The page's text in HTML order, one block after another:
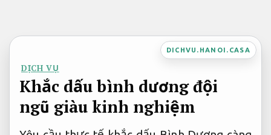
nội
dung
DICHVU.HANOI.CASA
DỊCH VỤ
Khắc dấu bình dương đội
ngũ giàu kinh nghiệm